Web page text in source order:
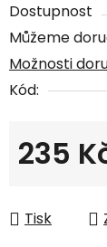
Dostupnost
Můžeme
Možnosti
Kód:
235
Tisk